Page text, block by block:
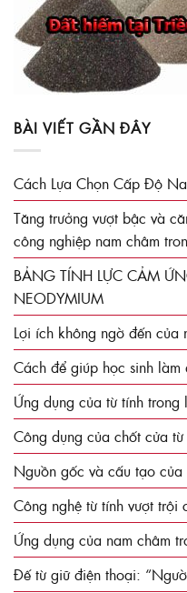
BÀI VIẾT GẦN ĐÂY
Cách Lựa Chọn Cấp Độ
Tăng trưởng vượt bậc và
công nghiệp nam châm
BẢNG TÍNH LỰC CẢM
NEODYMIUM
Lợi ích không ngờ đến của
Cách để giúp học sinh làm
Ứng dụng của từ tính trong
Công dụng của chốt cửa
Nguồn gốc và cấu tạo của
Công nghệ từ tính vượt trội
Ứng dụng của nam châm
Đế từ giữ điện thoại: